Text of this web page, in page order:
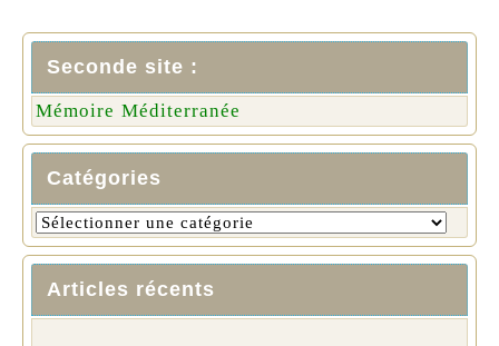
Seconde site :
Mémoire Méditerranée
Catégories
Articles récents